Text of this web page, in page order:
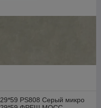
29*59 PS808 Серый микро